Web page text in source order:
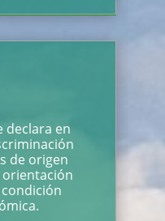
declara en
de origen